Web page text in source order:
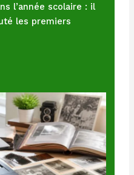
l’année scolaire : il
les premiers